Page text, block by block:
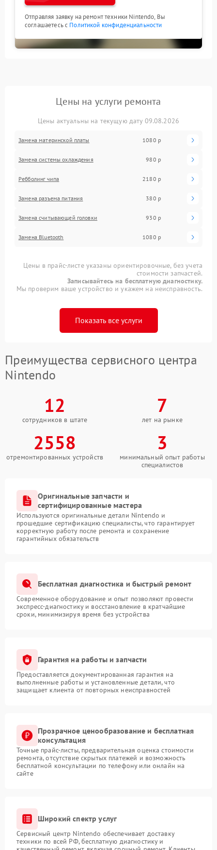
Отправляя заявку на ремонт техники Nintendo, Вы
соглашаетесь с Политикой конфиденциальности
Цены на услуги ремонта
Цены актуальны на текущую дату 09.08.2026
Замена материнской платы 1080 р
Замена системы охлаждения 980 р
Ребболинг чипа 2180 р
Замена разъема питания 380 р
Замена считывающей головки 930 р
Замена Bluetooth 1080 р
Цены в прайс-листе указаны ориентировочные, без учета
стоимости запчастей.
Записывайтесь на бесплатную диагностику.
Мы проверим ваше устройство и укажем на неисправность.
Показать все услуги
Преимущества сервисного центра
Nintendo
12
сотрудников в штате
7
лет на рынке
2558
отремонтированных устройств
3
минимальный опыт работы
специалистов
Оригинальные запчасти и
сертифицированные мастера
Используются оригинальные детали Nintendo и
прошедшие сертификацию специалисты, что гарантирует
корректную работу после ремонта и сохранение
гарантийных обязательств
Бесплатная диагностика и быстрый ремонт
Современное оборудование и опыт позволяют провести
экспресс-диагностику и восстановление в кратчайшие
сроки, минимизируя время без устройства
Гарантия на работы и запчасти
Предоставляется документированная гарантия на
выполненные работы и установленные детали, что
защищает клиента от повторных неисправностей
Прозрачное ценообразование и бесплатная
консультация
Точные прайс-листы, предварительная оценка стоимости
ремонта, отсутствие скрытых платежей и возможность
бесплатной консультации по телефону или онлайн на
сайте
Широкий спектр услуг
Сервисный центр Nintendo обеспечивает доставку
техники по всей РФ, бесплатную диагностику и